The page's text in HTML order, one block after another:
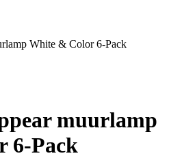
White & Color 6-Pack
muurlamp
6-Pack